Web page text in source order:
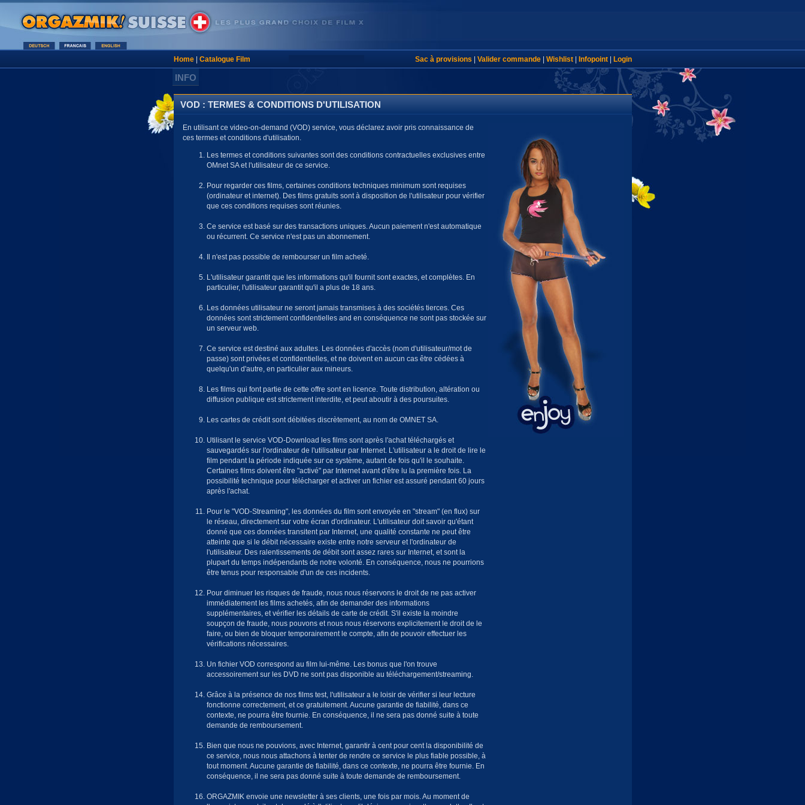
Home| Catalogue Film Sac à provisions Valider commande| Wishlist| Infopoint| Login
INFO
VOD : TERMES & CONDITIONS D'UTILISATION
En utilisant ce video-on-demand (VOD) service, vous déclarez avoir pris connaissance de
ces termes et conditions d'utilisation.
Les termes et conditions suivantes sont des conditions contractuelles exclusives entre
OMnet SA et l'utilisateur de ce service.
Pour regarder ces films, certaines conditions techniques minimum sont requises
(ordinateur et internet). Des films gratuits sont à disposition de l'utilisateur pour vérifier
que ces conditions requises sont réunies.
Ce service est basé sur des transactions uniques. Aucun paiement n'est automatique
ou récurrent. Ce service n'est pas un abonnement.
Il n'est pas possible de rembourser un film acheté.
L'utilisateur garantit que les informations qu'il fournit sont exactes, et complètes. En
particulier, l'utilisateur garantit qu'il a plus de 18 ans.
Les données utilisateur ne seront jamais transmises à des sociétés tierces. Ces
données sont strictement confidentielles and en conséquence ne sont pas stockée sur
un serveur web.
Ce service est destiné aux adultes. Les données d'accès (nom d'utilisateur/mot de
passe) sont privées et confidentielles, et ne doivent en aucun cas être cédées à
quelqu'un d'autre, en particulier aux mineurs.
Les films qui font partie de cette offre sont en licence. Toute distribution, altération ou
diffusion publique est strictement interdite, et peut aboutir à des poursuites.
Les cartes de crédit sont débitées discrètement, au nom de OMNET SA.
Utilisant le service VOD-Download les films sont après l'achat téléchargés et
sauvegardés sur l'ordinateur de l'utilisateur par Internet. L'utilisateur a le droit de lire le
film pendant la période indiquée sur ce système, autant de fois qu'il le souhaite.
Certaines films doivent être "activé" par Internet avant d'être lu la première fois. La
possibilité technique pour télécharger et activer un fichier est assuré pendant 60 jours
après l'achat.
Pour le "VOD-Streaming", les données du film sont envoyée en "stream" (en flux) sur
le réseau, directement sur votre écran d'ordinateur. L'utilisateur doit savoir qu'étant
donné que ces données transitent par Internet, une qualité constante ne peut être
atteinte que si le débit nécessaire existe entre notre serveur et l'ordinateur de
l'utilisateur. Des ralentissements de débit sont assez rares sur Internet, et sont la
plupart du temps indépendants de notre volonté. En conséquence, nous ne pourrions
être tenus pour responsable d'un de ces incidents.
Pour diminuer les risques de fraude, nous nous réservons le droit de ne pas activer
immédiatement les films achetés, afin de demander des informations
supplémentaires, et vérifier les détails de carte de crédit. S'il existe la moindre
soupçon de fraude, nous pouvons et nous nous réservons explicitement le droit de le
faire, ou bien de bloquer temporairement le compte, afin de pouvoir effectuer les
vérifications nécessaires.
Un fichier VOD correspond au film lui-même. Les bonus que l'on trouve
accessoirement sur les DVD ne sont pas disponible au téléchargement/streaming.
Grâce à la présence de nos films test, l'utilisateur a le loisir de vérifier si leur lecture
fonctionne correctement, et ce gratuitement. Aucune garantie de fiabilité, dans ce
contexte, ne pourra être fournie. En conséquence, il ne sera pas donné suite à toute
demande de remboursement.
Bien que nous ne pouvions, avec Internet, garantir à cent pour cent la disponibilité de
ce service, nous nous attachons à tenter de rendre ce service le plus fiable possible, à
tout moment. Aucune garantie de fiabilité, dans ce contexte, ne pourra être fournie. En
conséquence, il ne sera pas donné suite à toute demande de remboursement.
ORGAZMIK envoie une newsletter à ses clients, une fois par mois. Au moment de